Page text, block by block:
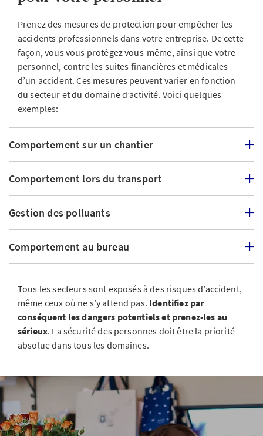
Prenez des mesures de protection pour empêcher les
accidents professionnels dans votre entreprise. De cette
façon, vous vous protégez vous-même, ainsi que votre
personnel, contre les suites financières et médicales
d’un accident. Ces mesures peuvent varier en fonction
du secteur et du domaine d’activité. Voici quelques
exemples:
Comportement sur un chantier
Comportement lors du transport
Gestion des polluants
Comportement au bureau
Tous les secteurs sont exposés à des risques d’accident,
même ceux où ne s’y attend pas. Identifiez par
conséquent les dangers potentiels et prenez-les au
sérieux. La sécurité des personnes doit être la priorité
absolue dans tous les domaines.